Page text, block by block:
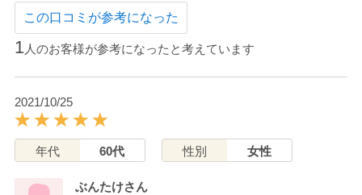
この口コミが参考になった
1人のお客様が参考になったと考えています
2021/10/25
年代 60代 性別 女性
ぶんたけさん